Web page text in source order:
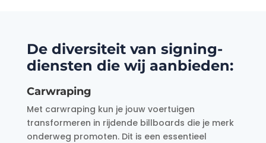
De diversiteit van signing-
diensten die wij aanbieden:
Carwraping
Met carwraping kun je jouw voertuigen
transformeren in rijdende billboards die je merk
onderweg promoten. Dit is een essentieel